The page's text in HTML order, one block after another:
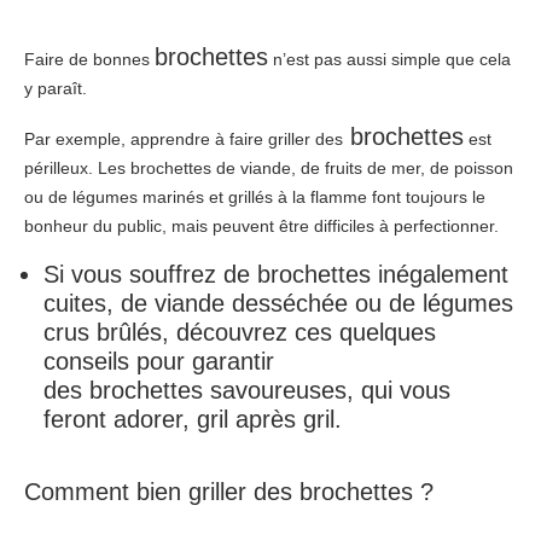
Faire de bonnes brochettes n’est pas aussi simple que cela
y paraît.
Par exemple, apprendre à faire griller des brochettes est
périlleux. Les brochettes de viande, de fruits de mer, de poisson
ou de légumes marinés et grillés à la flamme font toujours le
bonheur du public, mais peuvent être difficiles à perfectionner.
Si vous souffrez de brochettes inégalement
cuites, de viande desséchée ou de légumes
crus brûlés, découvrez ces quelques
conseils pour garantir
des brochettes savoureuses, qui vous
feront adorer, gril après gril.
Comment bien griller des brochettes ?